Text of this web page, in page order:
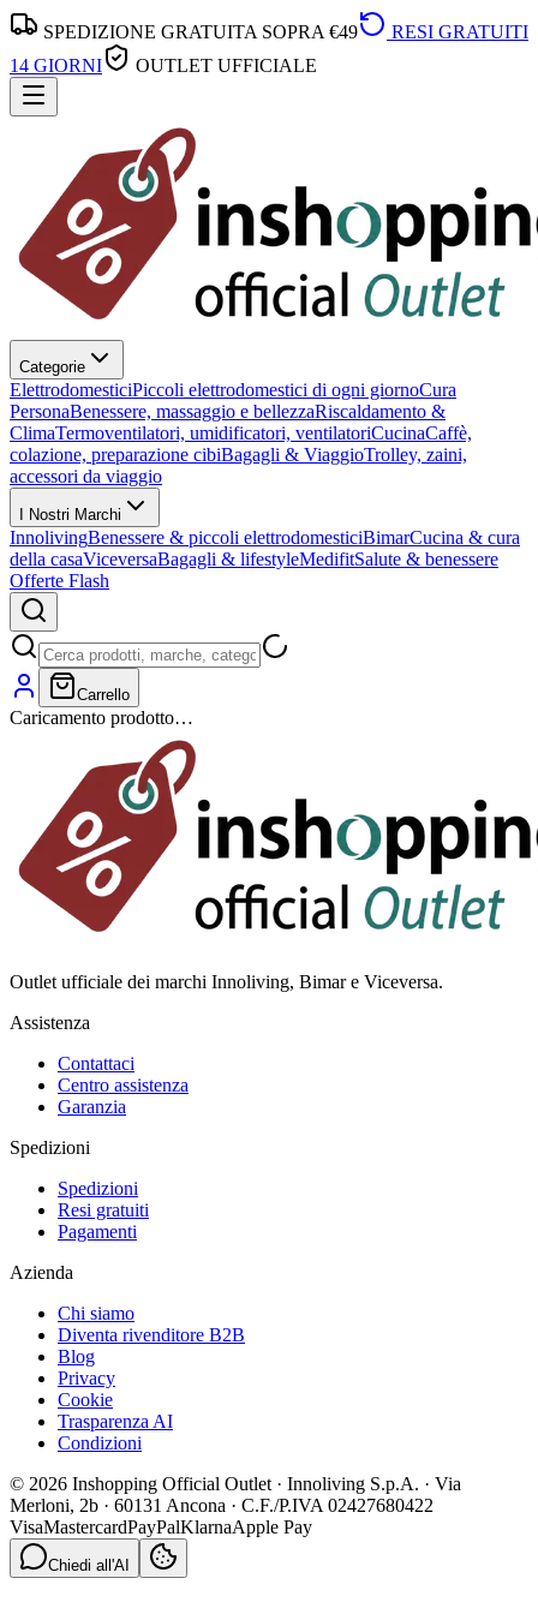
SPEDIZIONE GRATUITA SOPRA €49
RESI GRATUITI
14 GIORNI
OUTLET UFFICIALE
Categorie
ElettrodomesticiPiccoli elettrodomestici di ogni giornoCura
PersonaBenessere, massaggio e bellezzaRiscaldamento &
ClimaTermoventilatori, umidificatori, ventilatoriCucinaCaffè,
colazione, preparazione cibiBagagli & ViaggioTrolley, zaini,
accessori da viaggio
I Nostri Marchi
InnolivingBenessere & piccoli elettrodomesticiBimarCucina & cura
della casaViceversaBagagli & lifestyleMedifitSalute & benessere
Offerte Flash
Carrello
Caricamento prodotto…
Outlet ufficiale dei marchi Innoliving, Bimar e Viceversa.
Assistenza
Contattaci
Centro assistenza
Garanzia
Spedizioni
Spedizioni
Resi gratuiti
Pagamenti
Azienda
Chi siamo
Diventa rivenditore B2B
Blog
Privacy
Cookie
Trasparenza AI
Condizioni
© 2026 Inshopping Official Outlet · Innoliving S.p.A. · Via
Merloni, 2b · 60131 Ancona · C.F./P.IVA 02427680422
VisaMastercardPayPalKlarnaApple Pay
Chiedi all'AI